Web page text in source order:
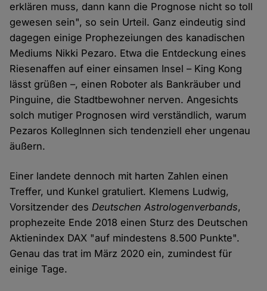
erklären muss, dann kann die Prognose nicht so toll
gewesen sein", so sein Urteil. Ganz eindeutig sind
dagegen einige Prophezeiungen des kanadischen
Mediums Nikki Pezaro. Etwa die Entdeckung eines
Riesenaffen auf einer einsamen Insel – King Kong
lässt grüßen –, einen Roboter als Bankräuber und
Pinguine, die Stadtbewohner nerven. Angesichts
solch mutiger Prognosen wird verständlich, warum
Pezaros KollegInnen sich tendenziell eher ungenau
äußern.
Einer landete dennoch mit harten Zahlen einen
Treffer, und Kunkel gratuliert. Klemens Ludwig,
Vorsitzender desDeutschen Astrologenverbands,
prophezeite Ende 2018 einen Sturz des Deutschen
Aktienindex DAX "auf mindestens 8.500 Punkte".
Genau das trat im März 2020 ein, zumindest für
einige Tage.